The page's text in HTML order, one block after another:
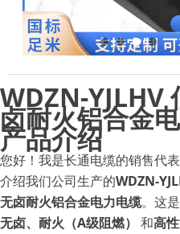
WDZN-YJLHV
卤耐火铝合金
产品介绍
您好！我是长通电缆的销售代
介绍我们公司生产的WDZN-
无卤耐火铝合金电力电缆。这
无卤、耐火（A级阻燃） 和高